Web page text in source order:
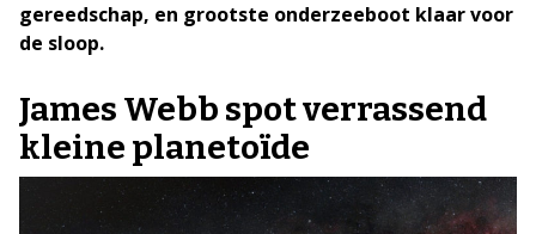
gereedschap, en grootste onderzeeboot klaar voor
de sloop.
James Webb spot verrassend
kleine planetoïde